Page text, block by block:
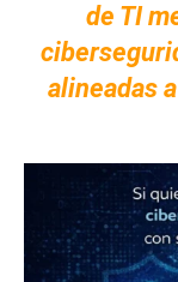
de TI
alineadas